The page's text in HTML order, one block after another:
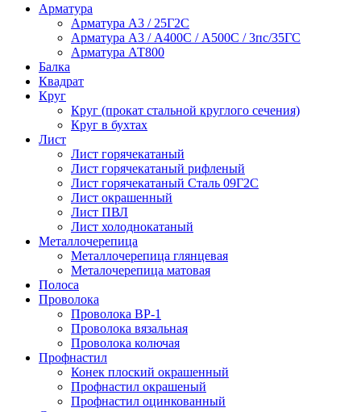
Арматура
Арматура А3 / 25Г2С
Арматура А3 / А400С / А500С / 3пс/35ГС
Арматура АТ800
Балка
Квадрат
Круг
Круг (прокат стальной круглого сечения)
Круг в бухтах
Лист
Лист горячекатаный
Лист горячекатаный рифленый
Лист горячекатаный Сталь 09Г2С
Лист окрашенный
Лист ПВЛ
Лист холоднокатаный
Металлочерепица
Металлочерепица глянцевая
Металочерепица матовая
Полоса
Проволока
Проволока ВР-1
Проволока вязальная
Проволока колючая
Профнастил
Конек плоский окрашенный
Профнастил окрашеный
Профнастил оцинкованный